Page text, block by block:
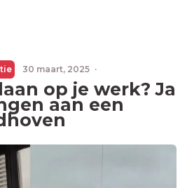
30 maart, 2025 ·
op je werk? Ja
aan een